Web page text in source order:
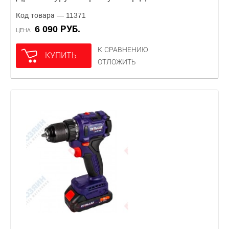
Код товара — 11371
ЦЕНА 6 090 РУБ.
КУПИТЬ
К СРАВНЕНИЮ
ОТЛОЖИТЬ